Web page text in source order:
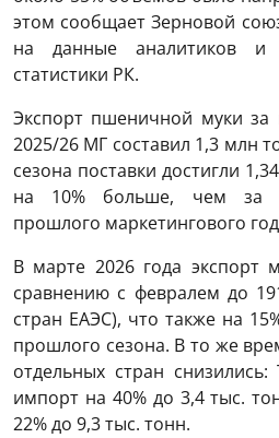
этом сообщает Зерновой
на данные аналитиков и
статистики РК.
Экспорт пшеничной муки за
2025/26 МГ составил 1,3 млн
сезона поставки достигли
на 10% больше, чем за
прошлого маркетингового
В марте 2026 года экспорт
сравнению с февралем до
стран ЕАЭС), что также на
прошлого сезона. В то же
отдельных стран снизились:
импорт на 40% до 3,4 тыс.
22% до 9,3 тыс. тонн.